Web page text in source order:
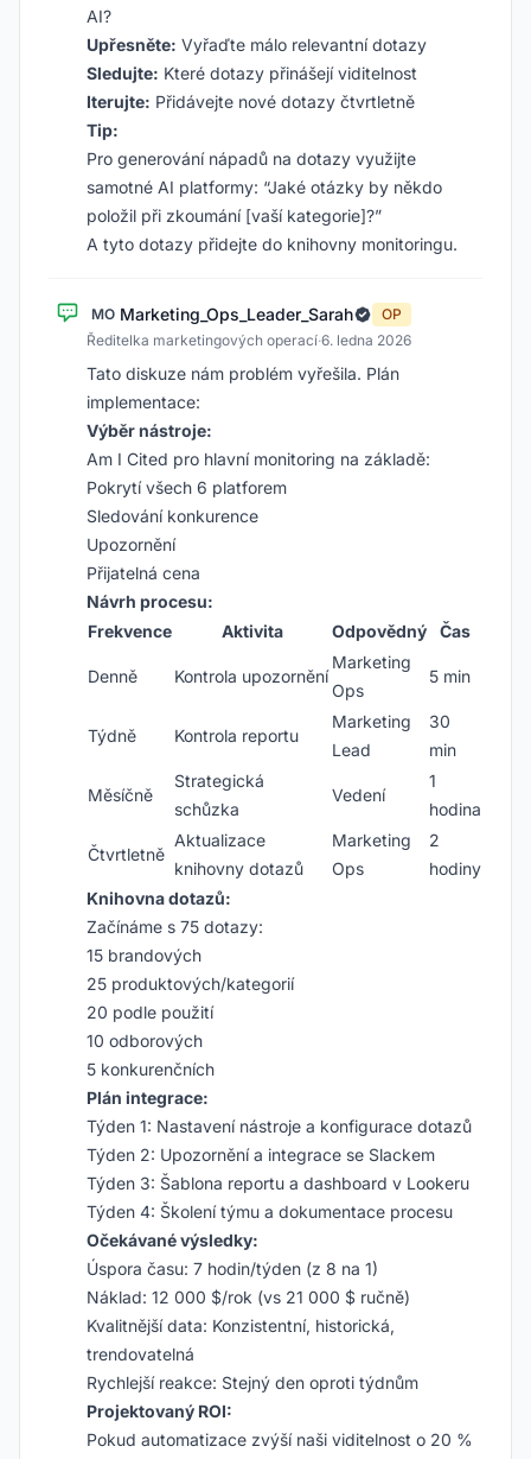
AI?
Upřesněte: Vyřaďte málo relevantní dotazy
Sledujte: Které dotazy přinášejí viditelnost
Iterujte: Přidávejte nové dotazy čtvrtletně
Tip:
Pro generování nápadů na dotazy využijte
samotné AI platformy: “Jaké otázky by někdo
položil při zkoumání [vaší kategorie]?”
A tyto dotazy přidejte do knihovny monitoringu.
MO Marketing_Ops_Leader_Sarah
OP
Ředitelka marketingových operací·6. ledna 2026
Tato diskuze nám problém vyřešila. Plán
implementace:
Výběr nástroje:
Am I Cited pro hlavní monitoring na základě:
Pokrytí všech 6 platforem
Sledování konkurence
Upozornění
Přijatelná cena
Návrh procesu:
Frekvence
Aktivita Odpovědný Čas
Denně Kontrola upozornění
Marketing
Ops
5 min
Týdně Kontrola reportu
Marketing
Lead
30
min
Měsíčně
Strategická
schůzka
Vedení
1
hodina
Čtvrtletně
Aktualizace
knihovny dotazů
Marketing
Ops
2
hodiny
Knihovna dotazů:
Začínáme s 75 dotazy:
15 brandových
25 produktových/kategorií
20 podle použití
10 odborových
5 konkurenčních
Plán integrace:
Týden 1: Nastavení nástroje a konfigurace dotazů
Týden 2: Upozornění a integrace se Slackem
Týden 3: Šablona reportu a dashboard v Lookeru
Týden 4: Školení týmu a dokumentace procesu
Očekávané výsledky:
Úspora času: 7 hodin/týden (z 8 na 1)
Náklad: 12 000 $/rok (vs 21 000 $ ručně)
Kvalitnější data: Konzistentní, historická,
trendovatelná
Rychlejší reakce: Stejný den oproti týdnům
Projektovaný ROI:
Pokud automatizace zvýší naši viditelnost o 20 %